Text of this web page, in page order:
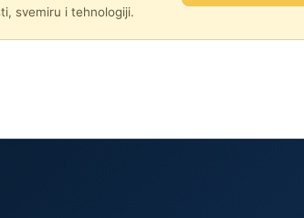
svemiru i tehnologiji.